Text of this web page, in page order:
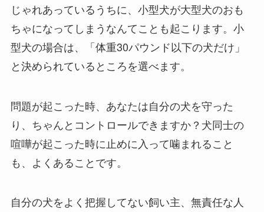
じゃれあっているうちに、小型犬が大型犬のおも
ちゃになってしまうなんてことも起こります。小
型犬の場合は、「体重30パウンド以下の犬だけ」
と決められているところを選べます。
問題が起こった時、あなたは自分の犬を守った
り、ちゃんとコントロールできますか？犬同士の
喧嘩が起こった時に止めに入って噛まれること
も、よくあることです。
自分の犬をよく把握してない飼い主、無責任な人